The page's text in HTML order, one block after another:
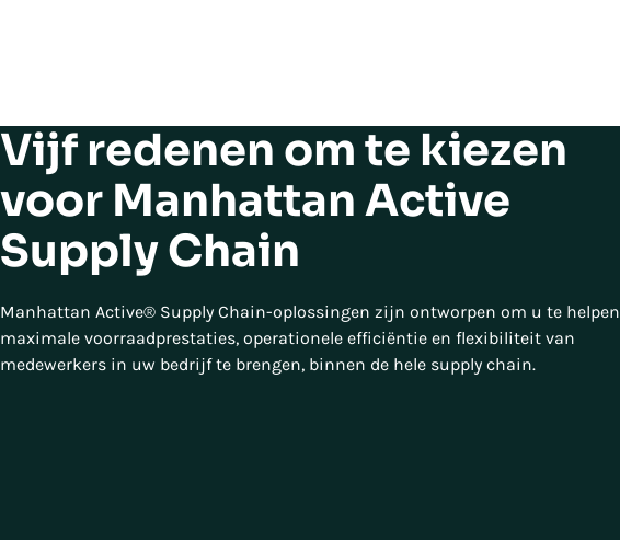
Vijf redenen om te kiezen
voor Manhattan Active
Supply Chain
Manhattan Active® Supply Chain-oplossingen zijn ontworpen om u te helpen
maximale voorraadprestaties, operationele efficiëntie en flexibiliteit van
medewerkers in uw bedrijf te brengen, binnen de hele supply chain.